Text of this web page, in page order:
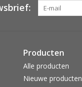
Producten
Alle producten
Nieuwe producten